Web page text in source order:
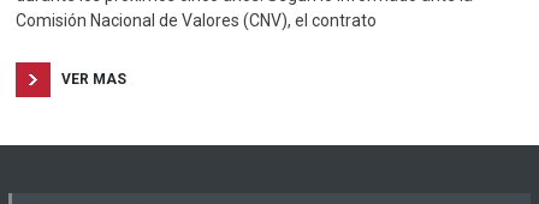
Comisión Nacional de Valores (CNV), el contrato
VER MAS